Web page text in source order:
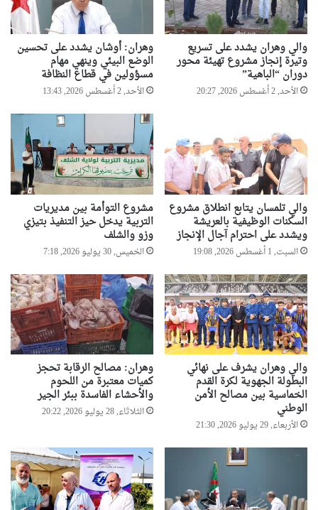
والي وهران يشدد على تسريع
وتيرة إنجاز مشروع تهيئة محور
دوران “الباهية”
الأحد, 2 أغسطس 2026, 20:27
وهران: أوشان يشدد على تحسين
الوضع البيئي وينهي مهام
مسؤولين في قطاع النظافة
الأحد, 2 أغسطس 2026, 13:43
والي تلمسان يتابع انطلاق مشروع
السكنات الوظيفية بالعريشة
ويشدد على احترام آجال الإنجاز
السبت, 1 أغسطس 2026, 19:08
مشروع التوأمة بين مديريات
التربية يدخل حيز التنفيذ بتيزي
وزو والشلف
الخميس, 30 يوليو 2026, 7:18
والي وهران يشرف على نهائي
البطولة الجهوية لكرة القدم
الخماسية بين مصالح الأمن
الوطني
الأربعاء, 29 يوليو 2026, 21:30
وهران: مصالح الرقابة تحجز
كميات معتبرة من اللحوم
والأحشاء الفاسدة ببئر الجير
الثلاثاء, 28 يوليو 2026, 20:22